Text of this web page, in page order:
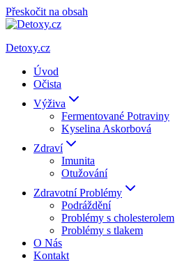
Přeskočit na obsah
Detoxy.cz
Úvod
Očista
Výživa
Fermentované Potraviny
Kyselina Askorbová
Zdraví
Imunita
Otužování
Zdravotní Problémy
Podráždění
Problémy s cholesterolem
Problémy s tlakem
O Nás
Kontakt